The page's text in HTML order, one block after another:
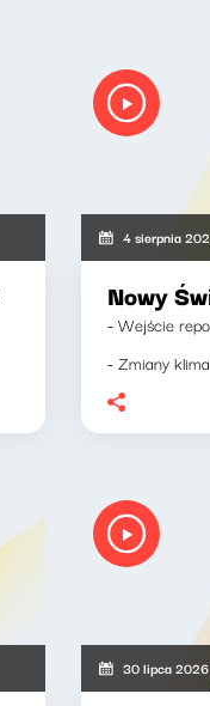
4 sierpnia
Nowy
- Wejście
- Zmiany
30 lipca 2026